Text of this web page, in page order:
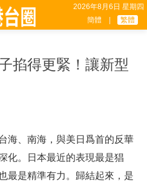
2026年8月6日 星期四
簡體
繁體
掐得更緊！讓新型
海、南海，與美日爲首的反華
化。日本最近的表現最是猖
最是精準有力。歸結起來，是